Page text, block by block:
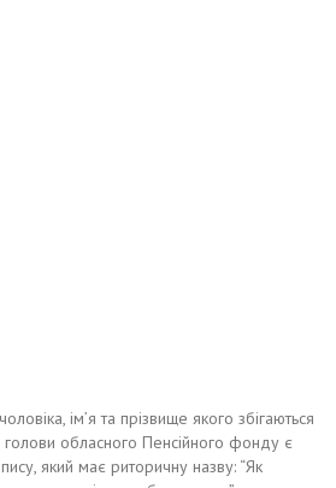
ім’я та прізвище якого збігаються
обласного Пенсійного фонду є
який має риторичну назву: “Як